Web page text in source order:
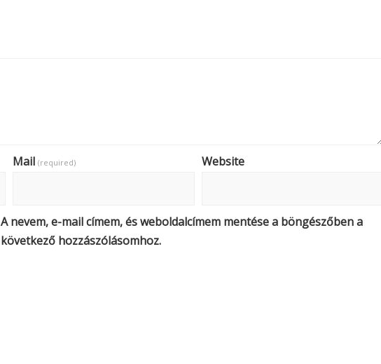
Mail (required) Website
A nevem, e-mail címem, és weboldalcímem mentése a böngészőben a
következő hozzászólásomhoz.